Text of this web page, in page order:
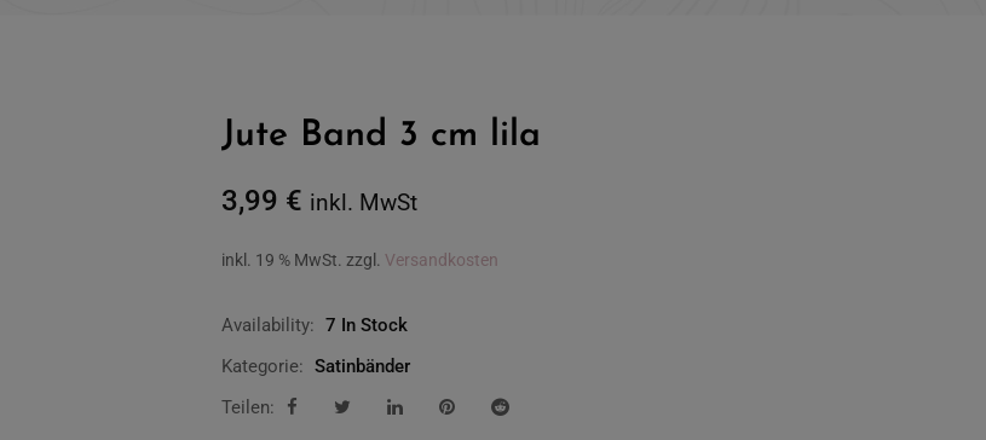
Jute Band 3 cm lila
3,99 € inkl. MwSt
inkl. 19 % MwSt. zzgl. Versandkosten
Availability: 7 In Stock
Kategorie: Satinbänder
Teilen: